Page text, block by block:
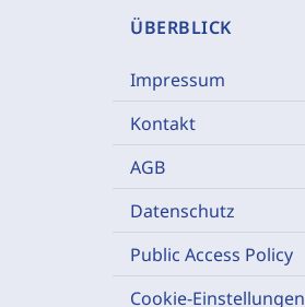
ÜBERBLICK
Impressum
Kontakt
AGB
Datenschutz
Public Access Policy
Cookie-Einstellungen